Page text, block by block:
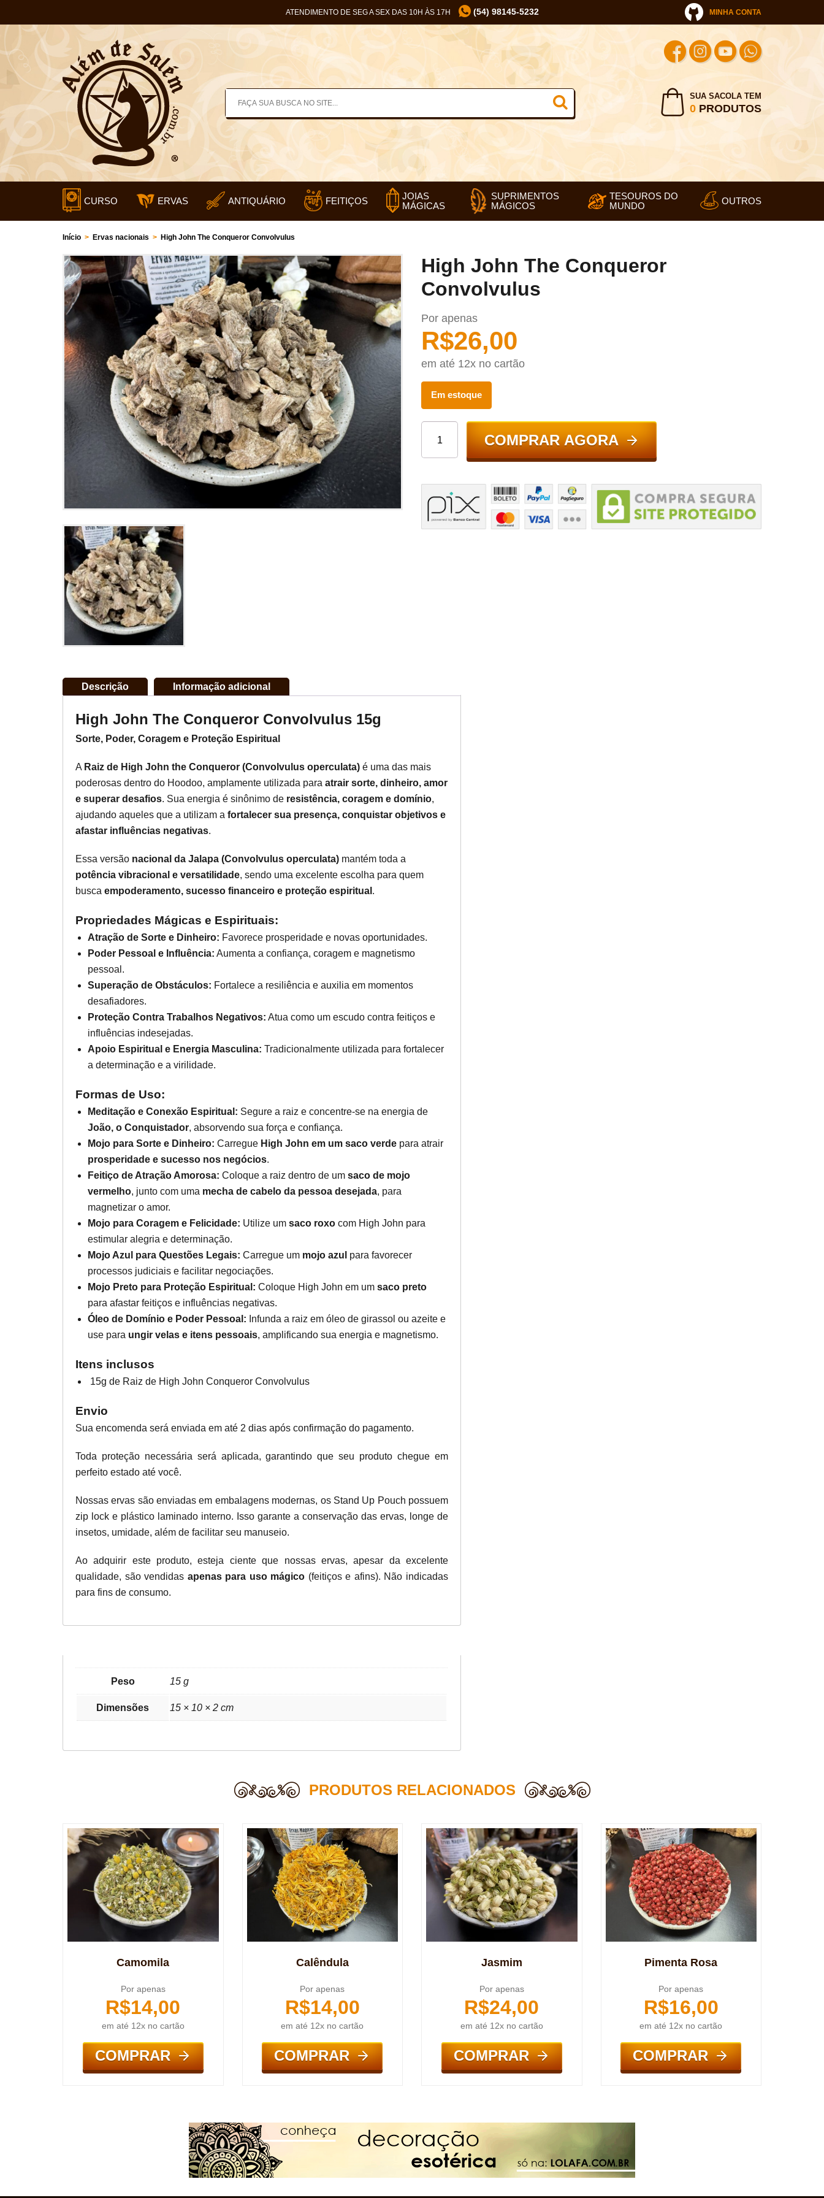
ATENDIMENTO DE SEG A SEX DAS 10H ÀS 17H (54) 98145-5232 MINHA CONTA
SUA SACOLA TEM
0PRODUTOS
CURSO ERVAS ANTIQUÁRIO FEITIÇOS
JOIAS
MÁGICAS
SUPRIMENTOS
MÁGICOS
TESOUROS DO
MUNDO
OUTROS
Início > Ervas nacionais > High John The Conqueror Convolvulus
High John The Conqueror
Convolvulus
Por apenas
R$26,00
em até 12x no cartão
Em estoque
COMPRAR AGORA
Descrição Informação adicional
High John The Conqueror Convolvulus 15g
Sorte, Poder, Coragem e Proteção Espiritual
A Raiz de High John the Conqueror (Convolvulus operculata) é uma das mais
poderosas dentro do Hoodoo, amplamente utilizada para atrair sorte, dinheiro, amor
e superar desafios. Sua energia é sinônimo de resistência, coragem e domínio,
ajudando aqueles que a utilizam a fortalecer sua presença, conquistar objetivos e
afastar influências negativas.
Essa versão nacional da Jalapa (Convolvulus operculata) mantém toda a
potência vibracional e versatilidade, sendo uma excelente escolha para quem
busca empoderamento, sucesso financeiro e proteção espiritual .
Propriedades Mágicas e Espirituais:
Atração de Sorte e Dinheiro: Favorece prosperidade e novas oportunidades.
Poder Pessoal e Influência: Aumenta a confiança, coragem e magnetismo
pessoal.
Superação de Obstáculos: Fortalece a resiliência e auxilia em momentos
desafiadores.
Proteção Contra Trabalhos Negativos: Atua como um escudo contra feitiços e
influências indesejadas.
Apoio Espiritual e Energia Masculina: Tradicionalmente utilizada para fortalecer
a determinação e a virilidade.
Formas de Uso:
Meditação e Conexão Espiritual: Segure a raiz e concentre-se na energia de
João, o Conquistador, absorvendo sua força e confiança.
Mojo para Sorte e Dinheiro: Carregue High John em um saco verde para atrair
prosperidade e sucesso nos negócios.
Feitiço de Atração Amorosa: Coloque a raiz dentro de um saco de mojo
vermelho, junto com uma mecha de cabelo da pessoa desejada, para
magnetizar o amor.
Mojo para Coragem e Felicidade: Utilize um saco roxo com High John para
estimular alegria e determinação.
Mojo Azul para Questões Legais: Carregue um mojo azul para favorecer
processos judiciais e facilitar negociações.
Mojo Preto para Proteção Espiritual: Coloque High John em um saco preto
para afastar feitiços e influências negativas.
Óleo de Domínio e Poder Pessoal: Infunda a raiz em óleo de girassol ou azeite e
use para ungir velas e itens pessoais, amplificando sua energia e magnetismo.
Itens inclusos
15g de Raiz de High John Conqueror Convolvulus
Envio
Sua encomenda será enviada em até 2 dias após confirmação do pagamento.
Toda proteção necessária será aplicada, garantindo que seu produto chegue em
perfeito estado até você.
Nossas ervas são enviadas em embalagens modernas, os Stand Up Pouch possuem
zip lock e plástico laminado interno. Isso garante a conservação das ervas, longe de
insetos, umidade, além de facilitar seu manuseio.
Ao adquirir este produto, esteja ciente que nossas ervas, apesar da excelente
qualidade, são vendidas apenas para uso mágico (feitiços e afins). Não indicadas
para fins de consumo.
Peso 15 g
Dimensões 15 × 10 × 2 cm
PRODUTOS RELACIONADOS
Camomila
Por apenas
R$14,00
em até 12x no cartão
COMPRAR
Calêndula
Por apenas
R$14,00
em até 12x no cartão
COMPRAR
Jasmim
Por apenas
R$24,00
em até 12x no cartão
COMPRAR
Pimenta Rosa
Por apenas
R$16,00
em até 12x no cartão
COMPRAR